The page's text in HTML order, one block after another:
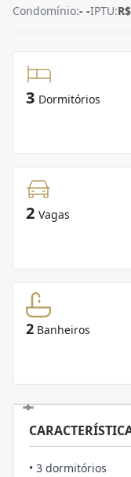
Condomínio:- -IPTU:
3 Dormitórios
2 Vagas
2 Banheiros
• 3 dormitórios